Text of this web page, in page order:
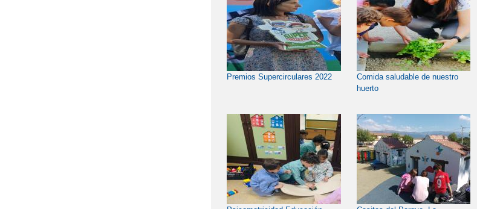
Premios Supercirculares 2022
Comida saludable de nuestro
huerto